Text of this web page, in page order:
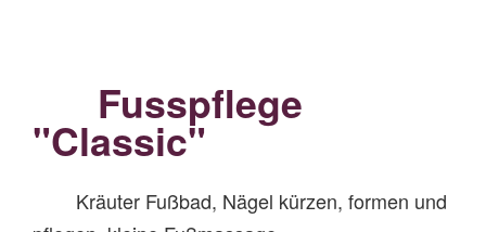
Fusspflege
"Classic"
Kräuter Fußbad, Nägel kürzen, formen und